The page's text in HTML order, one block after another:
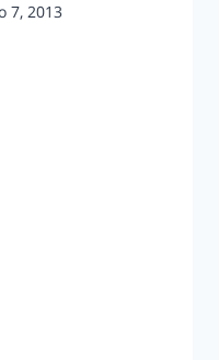
7, 2013